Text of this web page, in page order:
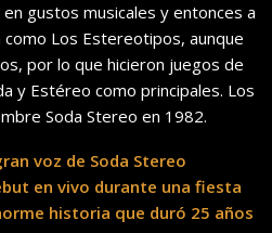
gustos musicales y entonces a
Los Estereotipos, aunque
por lo que hicieron juegos de
y Estéreo como principales. Los
Soda Stereo en 1982.
voz de Soda Stereo
en vivo durante una fiesta
historia que duró 25 años